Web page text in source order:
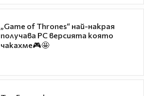
„Game of Thrones“ най-накрая
получава PC версията която
чакахме🎮🤩